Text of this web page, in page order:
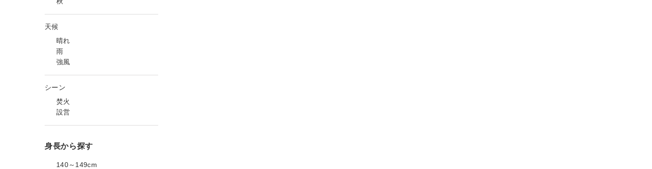
天候
晴れ
雨
強風
シーン
焚火
設営
身長から探す
140～149cm